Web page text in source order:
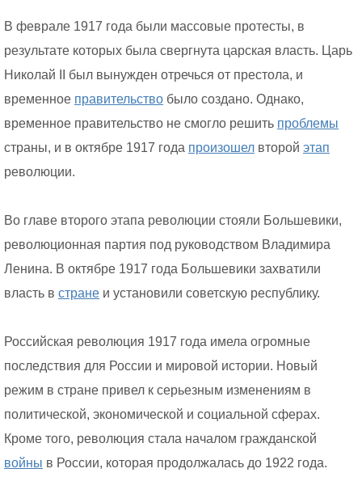
В феврале 1917 года были массовые протесты, в
результате которых была свергнута царская власть. Царь
Николай II был вынужден отречься от престола, и
временное правительство было создано. Однако,
временное правительство не смогло решить проблемы
страны, и в октябре 1917 года произошел второй этап
революции.
Во главе второго этапа революции стояли Большевики,
революционная партия под руководством Владимира
Ленина. В октябре 1917 года Большевики захватили
власть в стране и установили советскую республику.
Российская революция 1917 года имела огромные
последствия для России и мировой истории. Новый
режим в стране привел к серьезным изменениям в
политической, экономической и социальной сферах.
Кроме того, революция стала началом гражданской
войны в России, которая продолжалась до 1922 года.